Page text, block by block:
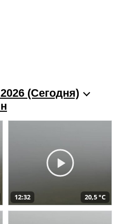
(Cегодня)
12:32 20,5 °C